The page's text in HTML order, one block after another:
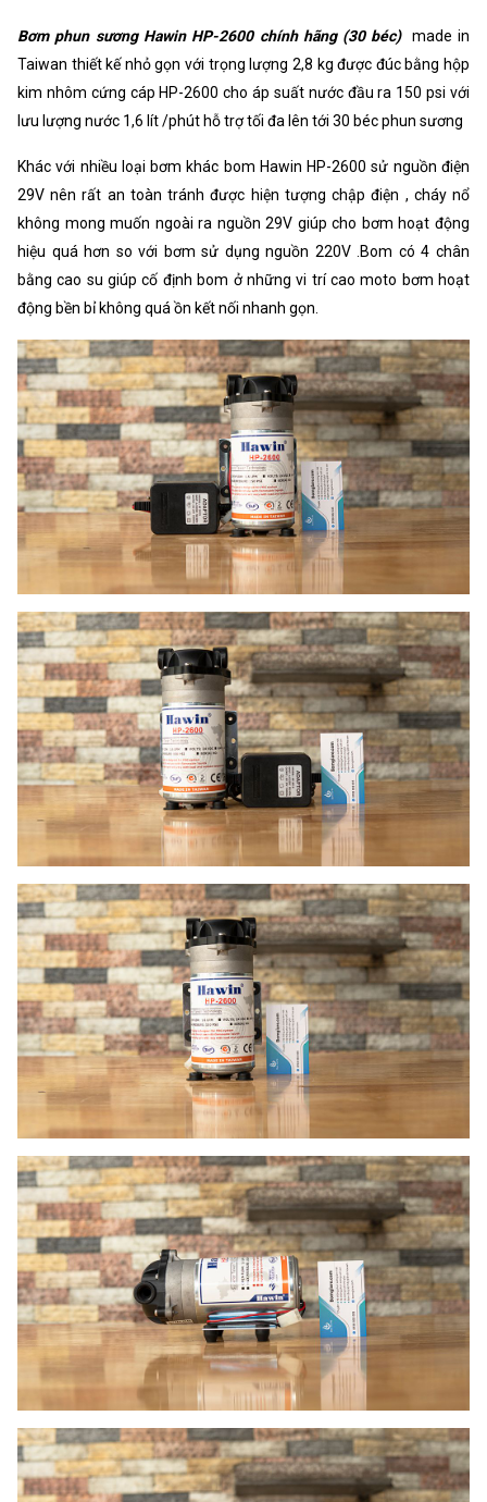
Bơm phun sương Hawin HP-2600 chính hãng (30 béc) made in
Taiwan thiết kế nhỏ gọn với trọng lượng 2,8 kg được đúc bằng hộp
kim nhôm cứng cáp HP-2600 cho áp suất nước đầu ra 150 psi với
lưu lượng nước 1,6 lít /phút hỗ trợ tối đa lên tới 30 béc phun sương
Khác với nhiều loại bơm khác bom Hawin HP-2600 sử nguồn điện
29V nên rất an toàn tránh được hiện tượng chập điện , cháy nổ
không mong muốn ngoài ra nguồn 29V giúp cho bơm hoạt động
hiệu quá hơn so với bơm sử dụng nguồn 220V .Bom có 4 chân
bằng cao su giúp cố định bom ở những vi trí cao moto bơm hoạt
động bền bỉ không quá ồn kết nối nhanh gọn.